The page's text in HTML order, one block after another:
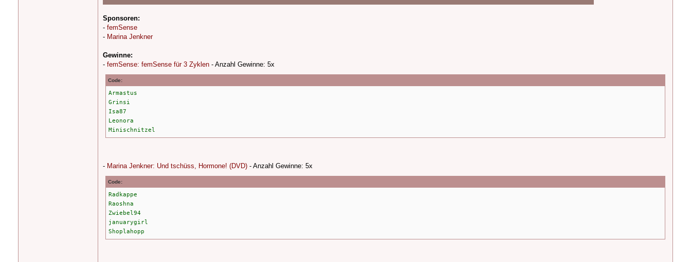
Sponsoren:
- femSense
- Marina Jenkner
Gewinne:
- femSense: femSense für 3 Zyklen - Anzahl Gewinne: 5x
Code:
Armastus
Grinsi
Isa87
Leonora
Minischnitzel
- Marina Jenkner: Und tschüss, Hormone! (DVD) - Anzahl Gewinne: 5x
Code:
Radkappe
Raoshna
Zwiebel94
januarygirl
Shoplahopp